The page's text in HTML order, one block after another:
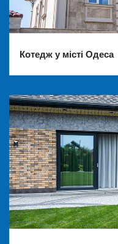
Котедж у місті Одеса